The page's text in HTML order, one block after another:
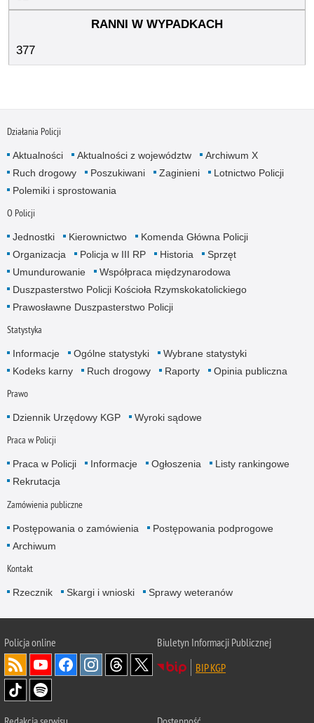
377
Działania Policji
Aktualności Aktualności z województw
Archiwum X
Ruch drogowy
Poszukiwani Zaginieni
Lotnictwo Policji
Polemiki i sprostowania
O Policji
Jednostki Kierownictwo
Komenda Główna Policji
Organizacja
Policja w III RP Historia
Sprzęt
Umundurowanie
Współpraca międzynarodowa
Duszpasterstwo Policji Kościoła Rzymskokatolickiego
Prawosławne Duszpasterstwo Policji
Statystyka
Informacje Ogólne statystyki
Wybrane statystyki
Kodeks karny
Ruch drogowy Raporty Opinia publiczna
Prawo
Dziennik Urzędowy KGP Wyroki sądowe
Praca w Policji
Praca w Policji Informacje Ogłoszenia
Listy rankingowe
Rekrutacja
Zamówienia publiczne
Postępowania o zamówienia
Postępowania podprogowe
Archiwum
Kontakt
Rzecznik Skargi i wnioski Sprawy weteranów
Policjaonline
Biuletyn Informacji Publicznej
BIP KGP